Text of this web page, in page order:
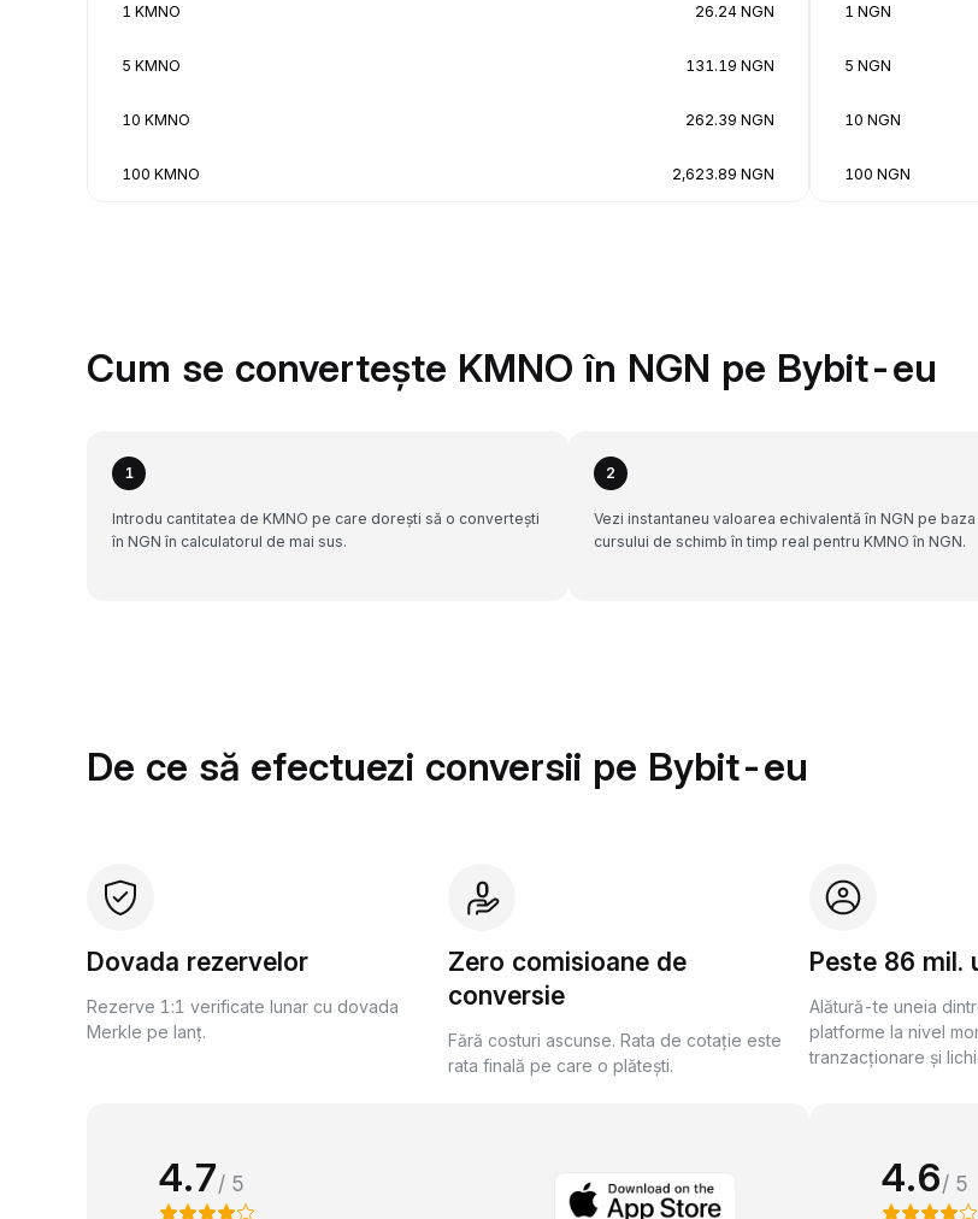
1 KMNO 26.24 NGN
5 KMNO 131.19 NGN
10 KMNO 262.39 NGN
100 KMNO 2,623.89 NGN
1 NGN
5 NGN
10 NGN
100 NGN
Cum se convertește KMNO în NGN pe Bybit-eu
1
Introdu cantitatea de KMNO pe care dorești să o convertești
în NGN în calculatorul de mai sus.
2
Vezi instantaneu valoarea echivalentă în NGN pe baza
cursului de schimb în timp real pentru KMNO în NGN.
De ce să efectuezi conversii pe Bybit-eu
Dovada rezervelor
Rezerve 1:1 verificate lunar cu dovada
Merkle pe lanț.
Zero comisioane de
conversie
Fără costuri ascunse. Rata de cotație este
rata finală pe care o plătești.
Peste 86 mil.
Alătură-te uneia
platforme la nivel
tranzacționare și
4.7/ 5 4.6/ 5